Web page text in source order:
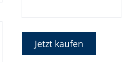
Jetzt kaufen